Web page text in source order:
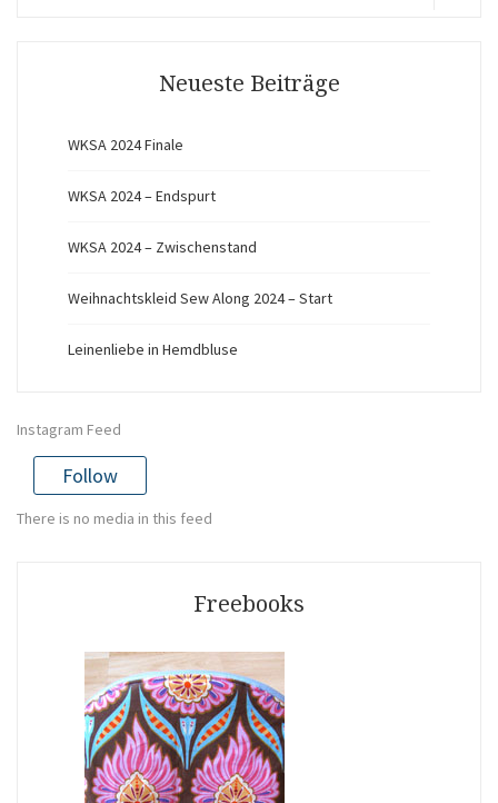
Neueste Beiträge
WKSA 2024 Finale
WKSA 2024 – Endspurt
WKSA 2024 – Zwischenstand
Weihnachtskleid Sew Along 2024 – Start
Leinenliebe in Hemdbluse
Instagram Feed
Follow
There is no media in this feed
Freebooks